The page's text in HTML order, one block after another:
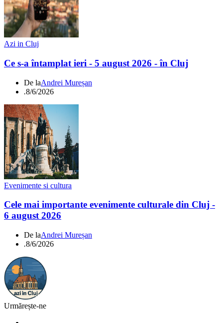
Azi in Cluj
Ce s-a întamplat ieri - 5 august 2026 - în Cluj
De laAndrei Mureșan
.8/6/2026
Evenimente si cultura
Cele mai importante evenimente culturale din Cluj -
6 august 2026
De laAndrei Mureșan
.8/6/2026
Urmărește-ne